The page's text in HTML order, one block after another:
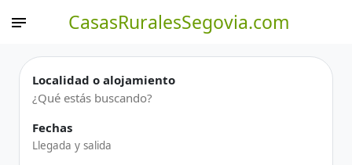
CasasRuralesSegovia.com
Localidad o alojamiento
Fechas